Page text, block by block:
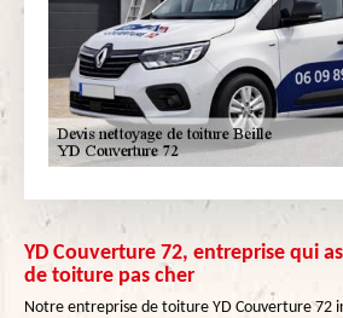
YD Couverture 72, entreprise qui
de toiture pas cher
Notre entreprise de toiture YD Couverture 72